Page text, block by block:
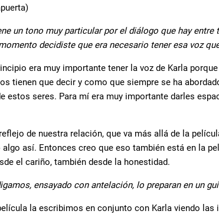
un tono muy particular por el diálogo que hay entre
decidiste que era necesario tener esa voz
era muy importante tener la voz de Karla
tienen que decir y como que siempre se ha
estos seres. Para mí era muy importante darles
de nuestra relación, que va más allá de la
así. Entonces creo que eso también está en la
el cariño, también desde la honestidad.
ensayado con antelación, lo preparan en un
la escribimos en conjunto con Karla viendo las